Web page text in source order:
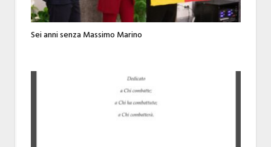
Sei anni senza Massimo Marino